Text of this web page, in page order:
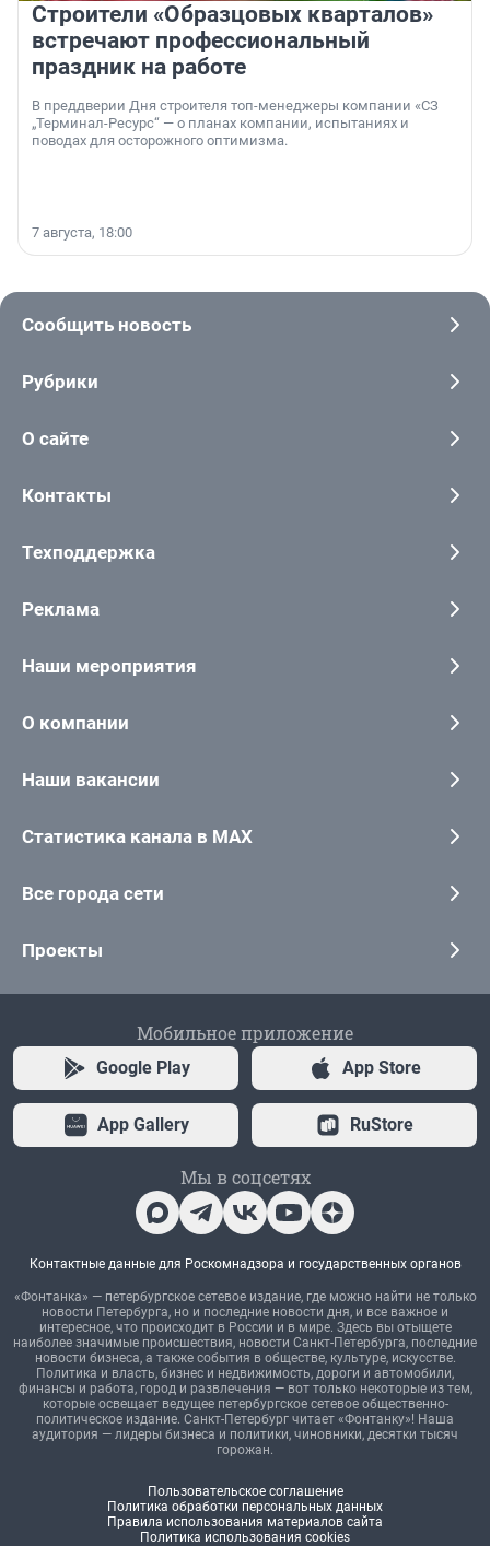
Строители «Образцовых кварталов»
встречают профессиональный
праздник на работе
В преддверии Дня строителя топ-менеджеры компании «СЗ
„Терминал-Ресурс“ — о планах компании, испытаниях и
поводах для осторожного оптимизма.
7 августа, 18:00
Сообщить новость
Рубрики
О сайте
Контакты
Техподдержка
Реклама
Наши мероприятия
О компании
Наши вакансии
Статистика канала в MAX
Все города сети
Проекты
Мобильное приложение
Google Play App Store
App Gallery RuStore
Мы в соцсетях
Контактные данные для Роскомнадзора и государственных органов
«Фонтанка» — петербургское сетевое издание, где можно найти не только
новости Петербурга, но и последние новости дня, и все важное и
интересное, что происходит в России и в мире. Здесь вы отыщете
наиболее значимые происшествия, новости Санкт-Петербурга, последние
новости бизнеса, а также события в обществе, культуре, искусстве.
Политика и власть, бизнес и недвижимость, дороги и автомобили,
финансы и работа, город и развлечения — вот только некоторые из тем,
которые освещает ведущее петербургское сетевое общественно-
политическое издание. Санкт-Петербург читает «Фонтанку»! Наша
аудитория — лидеры бизнеса и политики, чиновники, десятки тысяч
горожан.
Пользовательское соглашение
Политика обработки персональных данных
Правила использования материалов сайта
Политика использования cookies